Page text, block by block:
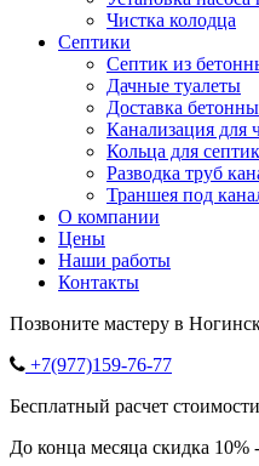
Чистка колодца
Септики
Септик из
Дачные туалеты
Доставка
Канализация для
Кольца для
Разводка труб
Траншея под
О компании
Цены
Наши работы
Контакты
Позвоните мастеру в
+7(977)159-76-77
Бесплатный расчет стоимости
До конца месяца скидка